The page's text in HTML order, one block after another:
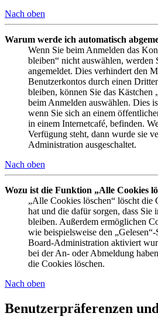
Nach oben
Warum werde ich automatisch
Wenn Sie beim Anmelden das
bleiben“ nicht auswählen, werden
angemeldet. Dies verhindert den
Benutzerkontos durch einen
bleiben, können Sie das Kästchen
beim Anmelden auswählen. Dies
wenn Sie sich an einem
in einem Internetcafé, befinden.
Verfügung steht, dann wurde sie
Administration ausgeschaltet.
Nach oben
Wozu ist die Funktion „Alle Cookies
„Alle Cookies löschen“ löscht die
hat und die dafür sorgen, dass Sie
bleiben. Außerdem ermöglichen
wie beispielsweise den
Board-Administration aktiviert
bei der An- oder Abmeldung
die Cookies löschen.
Nach oben
Benutzerpräferenzen